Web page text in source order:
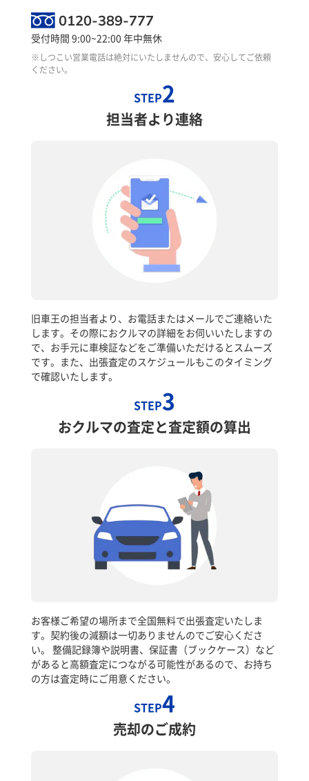
0120-389-777
受付時間 9:00~22:00 年中無休
※しつこい営業電話は絶対にいたしませんので、安心してご依頼
ください。
STEP2
担当者より連絡
旧車王の担当者より、お電話またはメールでご連絡いた
します。その際におクルマの詳細をお伺いいたしますの
で、お手元に車検証などをご準備いただけるとスムーズ
です。また、出張査定のスケジュールもこのタイミング
で確認いたします。
STEP3
おクルマの査定と査定額の算出
お客様ご希望の場所まで全国無料で出張査定いたしま
す。契約後の減額は一切ありませんのでご安心くださ
い。 整備記録簿や説明書、保証書（ブックケース）など
があると高額査定につながる可能性があるので、お持ち
の方は査定時にご用意ください。
STEP4
売却のご成約